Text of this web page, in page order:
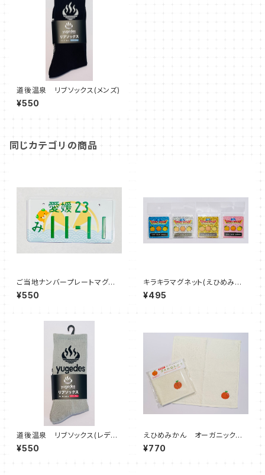
道後温泉 リブソックス(メンズ)
¥550
同じカテゴリの商品
ご当地ナンバープレートマグネッ
ト 愛媛県
¥550
キラキラマグネット(えひめみか
ん)
¥495
道後温泉 リブソックス(レディ
ース)
¥550
えひめみかん オーガニックコッ
トンタオルはんかち
¥770